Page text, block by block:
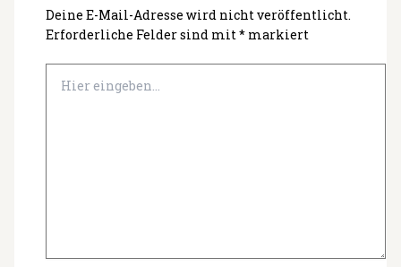
Deine E-Mail-Adresse wird nicht veröffentlicht.
Erforderliche Felder sind mit *markiert
eingeben…